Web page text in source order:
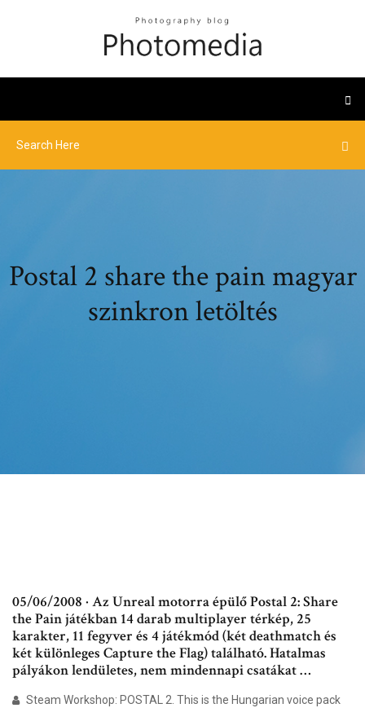
Postal 2 share the pain magyar
szinkron letöltés
05/06/2008 · Az Unreal motorra épülő Postal 2: Share
the Pain játékban 14 darab multiplayer térkép, 25
karakter, 11 fegyver és 4 játékmód (két deathmatch és
két különleges Capture the Flag) található. Hatalmas
pályákon lendületes, nem mindennapi csatákat …
Steam Workshop: POSTAL 2. This is the Hungarian voice pack